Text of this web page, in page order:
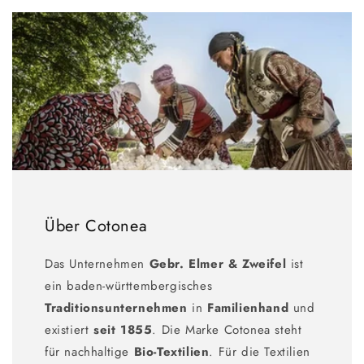
Über Cotonea
Das Unternehmen Gebr. Elmer & Zweifel ist
ein baden-württembergisches
Traditionsunternehmen in Familienhand und
existiert seit 1855. Die Marke Cotonea steht
für nachhaltige Bio-Textilien. Für die Textilien